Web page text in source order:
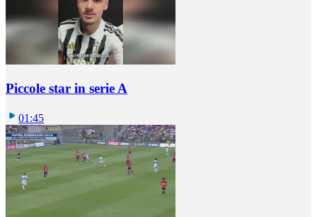
Piccole star in serie A
01:45